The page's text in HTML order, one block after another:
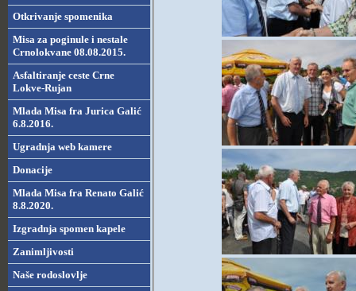
Otkrivanje spomenika
Misa za poginule i nestale
Crnolokvane 08.08.2015.
Asfaltiranje ceste Crne
Lokve-Rujan
Mlada Misa fra Jurica Galić
6.8.2016.
Ugradnja web kamere
Donacije
Mlada Misa fra Renato Galić
8.8.2020.
Izgradnja spomen kapele
Zanimljivosti
Naše rodoslovlje